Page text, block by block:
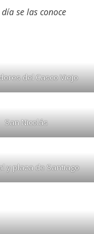
se las conoce
del Casco Viejo
San Nicolás
y plaza de Santiago